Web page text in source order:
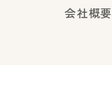
会社概要